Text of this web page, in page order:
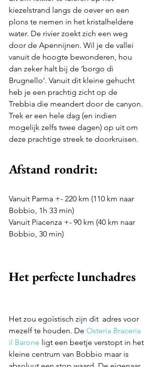
kiezelstrand langs de oever en een
plons te nemen in het kristalheldere
water. De rivier zoekt zich een weg
door de Apennijnen. Wil je de vallei
vanuit de hoogte bewonderen, hou
dan zeker halt bij de ‘borgo di
Brugnello’. Vanuit dit kleine gehucht
heb je een prachtig zicht op de
Trebbia die meandert door de canyon.
Trek er een hele dag (en indien
mogelijk zelfs twee dagen) op uit om
deze prachtige streek te doorkruisen.
Afstand rondrit:
Vanuit Parma +- 220 km (110 km naar
Bobbio, 1h 33 min)
Vanuit Piacenza +- 90 km (40 km naar
Bobbio, 30 min)
Het perfecte lunchadres
Het zou egoïstisch zijn dit  adres voor
mezelf te houden. De Osteria Braceria
il Barone ligt een beetje verstopt in het
kleine centrum van Bobbio maar is